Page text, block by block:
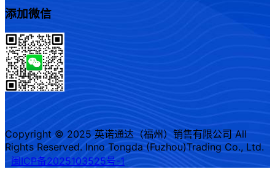
添加微信
Copyright © 2025 英诺通达（福州）销售有限公司 All
Rights Reserved. Inno Tongda (Fuzhou)Trading Co., Ltd.
闽ICP备2025103525号-1